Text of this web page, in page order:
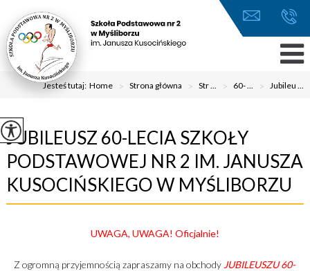
Jesteś tutaj:Home > Strona główna > Str ... > 60- ... > Jubileu ...
JUBILEUSZ 60-LECIA SZKOŁY
PODSTAWOWEJ NR 2 IM. JANUSZA
KUSOCIŃSKIEGO W MYŚLIBORZU
UWAGA, UWAGA! Oficjalnie!
Z ogromną przyjemnością zapraszamy na obchody JUBILEUSZU 60-